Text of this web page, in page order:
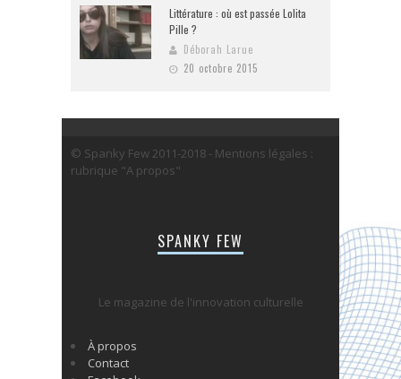
Littérature : où est passée Lolita
Pille ?
Déborah Larue
20 octobre 2015
© Spanky Few 2011-2018 - Mentions légales :
rubrique "A propos"
SPANKY FEW
Le magazine de l'innovation culturelle
À propos
Contact